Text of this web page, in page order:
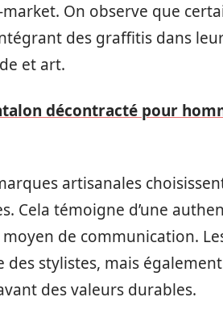
On observe que
des graffitis dans
et art.
décontracté pour
artisanales
Cela témoigne d’une
de communication.
stylistes, mais également
des valeurs durables.